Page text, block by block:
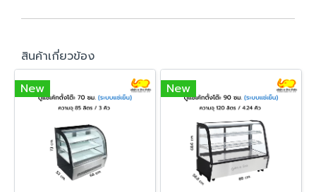
สินค้าเกี่ยวข้อง
New
New